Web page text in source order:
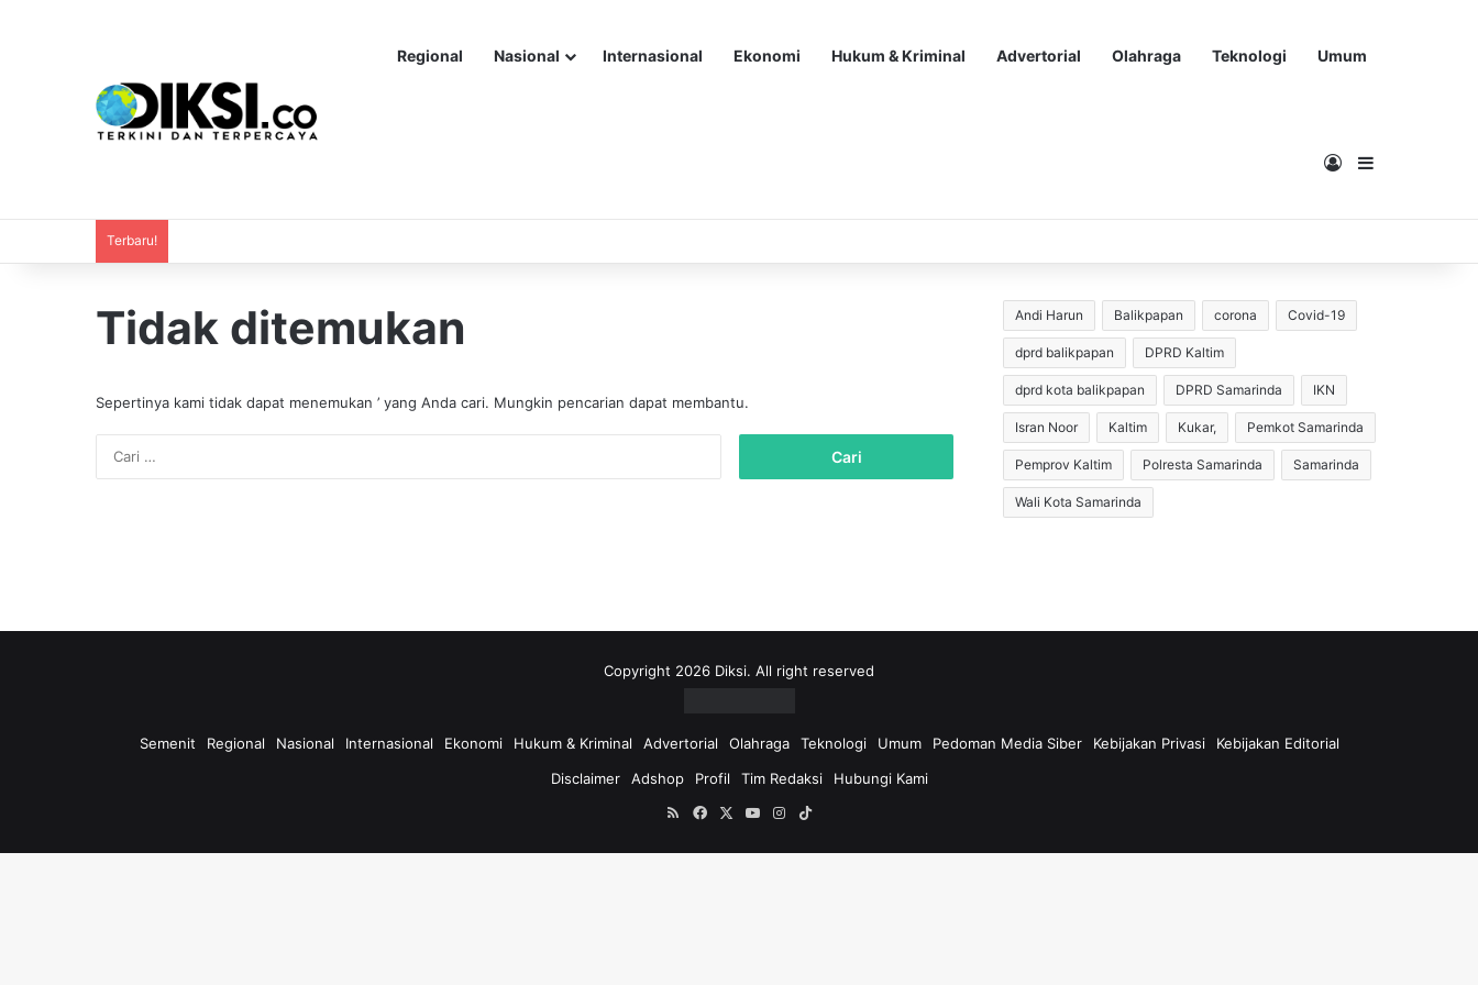
Regional Nasional Internasional Ekonomi Hukum & Kriminal Advertorial Olahraga Teknologi Umum
Masuk
Terbaru!
Tidak ditemukan
Sepertinya kami tidak dapat menemukan ’ yang Anda cari. Mungkin pencarian dapat membantu.
k
Andi Harun Balikpapan corona Covid-19
dprd balikpapan DPRD Kaltim
dprd kota balikpapan DPRD Samarinda IKN
Isran Noor Kaltim Kukar, Pemkot Samarinda
Pemprov Kaltim Polresta Samarinda Samarinda
Wali Kota Samarinda
Copyright 2026 Diksi. All right reserved
Semenit Regional Nasional Internasional Ekonomi Hukum & Kriminal Advertorial Olahraga Teknologi Umum Pedoman Media Siber Kebijakan Privasi
Kebijakan Editorial
Disclaimer
Adshop Profil Tim Redaksi
Hubungi Kami
RSSFacebookYouTubeInstagram
TikTok